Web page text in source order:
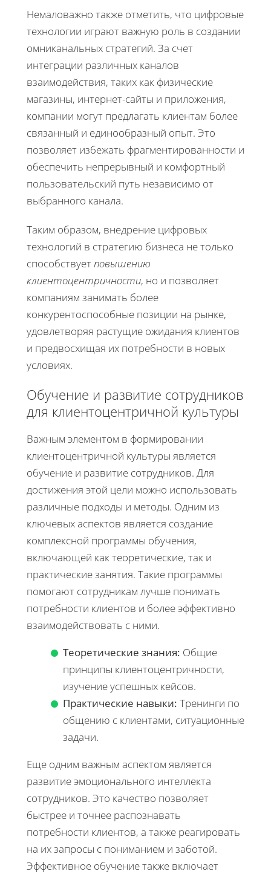
Немаловажно также отметить, что цифровые
технологии играют важную роль в создании
омниканальных стратегий. За счет
интеграции различных каналов
взаимодействия, таких как физические
магазины, интернет-сайты и приложения,
компании могут предлагать клиентам более
связанный и единообразный опыт. Это
позволяет избежать фрагментированности и
обеспечить непрерывный и комфортный
пользовательский путь независимо от
выбранного канала.
Таким образом, внедрение цифровых
технологий в стратегию бизнеса не только
способствуетповышению
клиентоцентричности, но и позволяет
компаниям занимать более
конкурентоспособные позиции на рынке,
удовлетворяя растущие ожидания клиентов
и предвосхищая их потребности в новых
условиях.
Обучение и развитие сотрудников
для клиентоцентричной культуры
Важным элементом в формировании
клиентоцентричной культуры является
обучение и развитие сотрудников. Для
достижения этой цели можно использовать
различные подходы и методы. Одним из
ключевых аспектов является создание
комплексной программы обучения,
включающей как теоретические, так и
практические занятия. Такие программы
помогают сотрудникам лучше понимать
потребности клиентов и более эффективно
взаимодействовать с ними.
Теоретические знания: Общие
принципы клиентоцентричности,
изучение успешных кейсов.
Практические навыки: Тренинги по
общению с клиентами, ситуационные
задачи.
Еще одним важным аспектом является
развитие эмоционального интеллекта
сотрудников. Это качество позволяет
быстрее и точнее распознавать
потребности клиентов, а также реагировать
на их запросы с пониманием и заботой.
Эффективное обучение также включает